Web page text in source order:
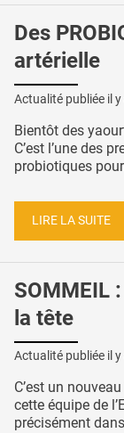
Des
artérielle
Actualité publiée il y
Bientôt des
C’est l’une des
probiotiques
LIRE LA SUITE
SOMMEIL
la tête
Actualité publiée il y
C’est un
cette équipe de
précisément